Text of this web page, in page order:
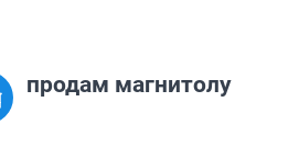
продам магнитолу